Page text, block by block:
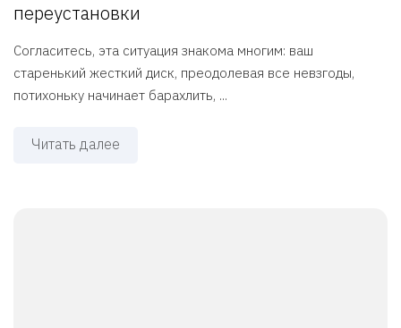
переустановки
Согласитесь, эта ситуация знакома многим: ваш
старенький жесткий диск, преодолевая все невзгоды,
потихоньку начинает барахлить, ...
Читать далее